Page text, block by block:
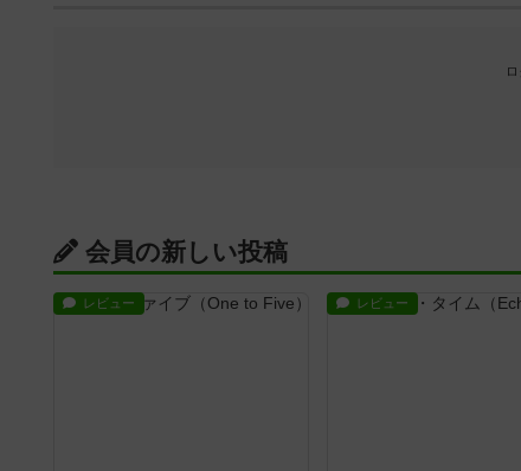
会員の新しい投稿
レビュー レビュー